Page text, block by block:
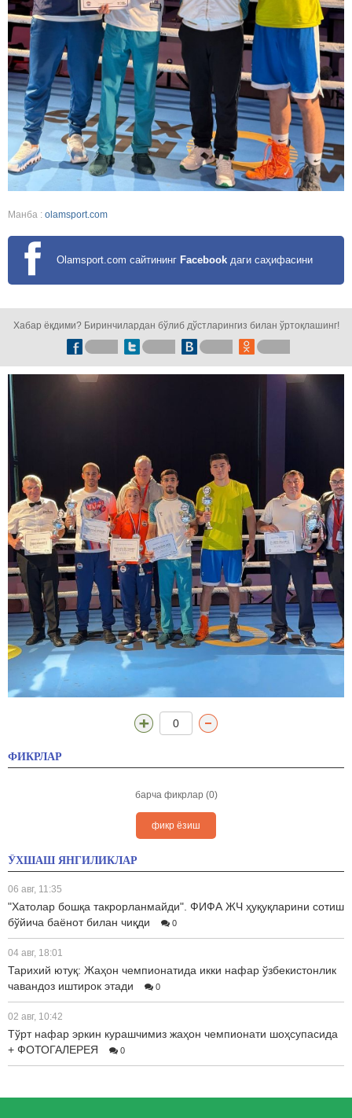
Манба : olamsport.com
Olamsport.com сайтининг Facebook даги саҳифасини
Хабар ёқдими? Биринчилардан бўлиб дўстларингиз билан ўртоқлашинг!
0
ФИКРЛАР
барча фикрлар (0)
фикр ёзиш
ЎХШАШ ЯНГИЛИКЛАР
06 авг, 11:35
"Хатолар бошқа такрорланмайди". ФИФА ЖЧ ҳуқуқларини сотиш
бўйича баёнот билан чиқди
0
04 авг, 18:01
Тарихий ютуқ: Жаҳон чемпионатида икки нафар ўзбекистонлик
чавандоз иштирок этади
0
02 авг, 10:42
Тўрт нафар эркин курашчимиз жаҳон чемпионати шоҳсупасида
+ ФОТОГАЛЕРЕЯ
0